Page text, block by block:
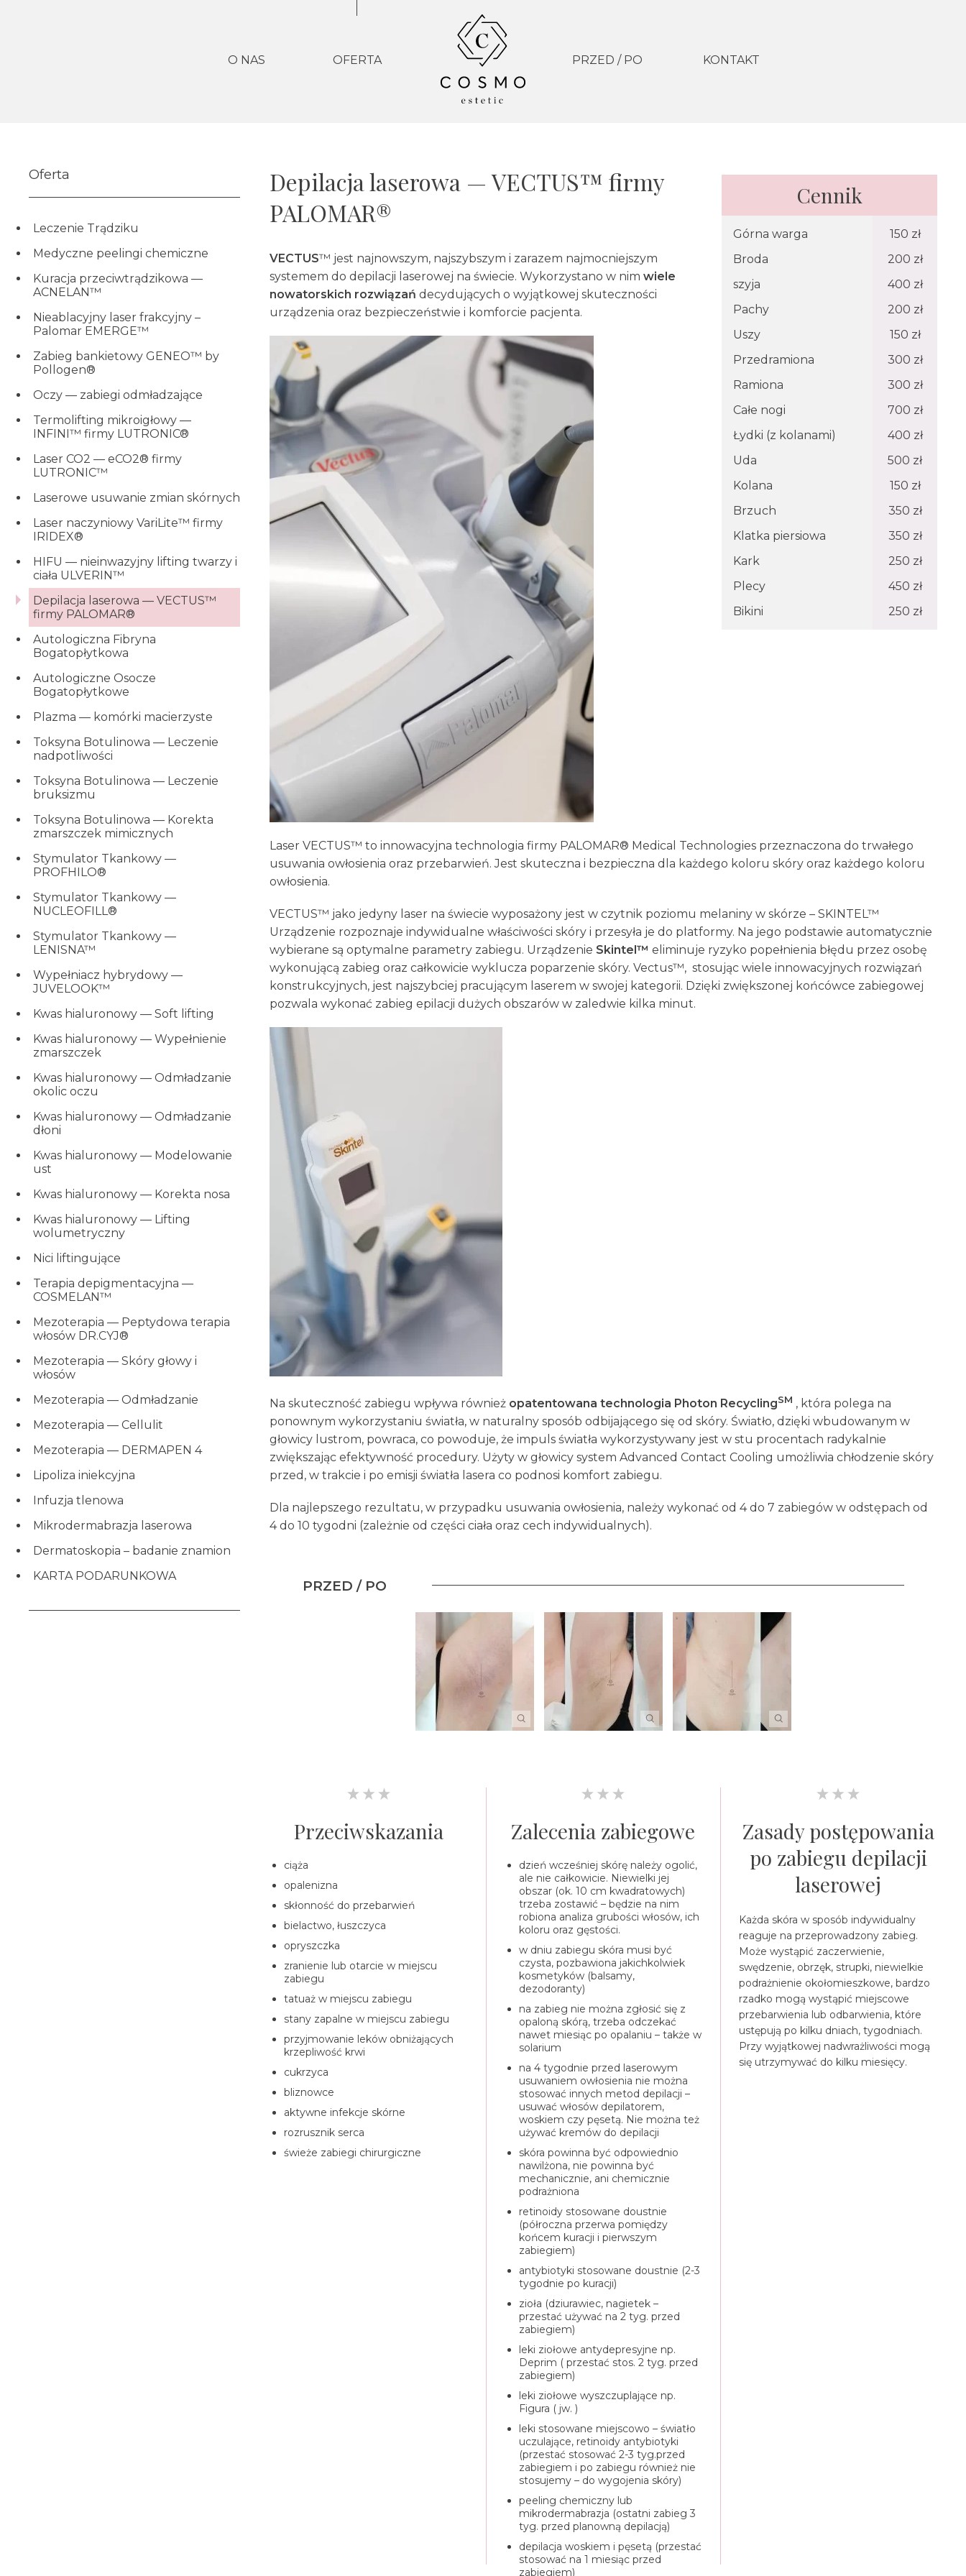
O NAS OFERTA PRZED / PO KONTAKT
Oferta
Leczenie Trądziku
Medyczne peelingi chemiczne
Kuracja przeciwtrądzikowa —
ACNELAN™
Nieablacyjny laser frakcyjny –
Palomar EMERGE™
Zabieg bankietowy GENEO™ by
Pollogen®
Oczy — zabiegi odmładzające
Termolifting mikroigłowy —
INFINI™ firmy LUTRONIC®
Laser CO2 — eCO2® firmy
LUTRONIC™
Laserowe usuwanie zmian skórnych
Laser naczyniowy VariLite™ firmy
IRIDEX®
HIFU — nieinwazyjny lifting twarzy i
ciała ULVERIN™
Depilacja laserowa — VECTUS™
firmy PALOMAR®
Autologiczna Fibryna
Bogatopłytkowa
Autologiczne Osocze
Bogatopłytkowe
Plazma — komórki macierzyste
Toksyna Botulinowa — Leczenie
nadpotliwości
Toksyna Botulinowa — Leczenie
bruksizmu
Toksyna Botulinowa — Korekta
zmarszczek mimicznych
Stymulator Tkankowy —
PROFHILO®
Stymulator Tkankowy —
NUCLEOFILL®
Stymulator Tkankowy —
LENISNA™
Wypełniacz hybrydowy —
JUVELOOK™
Kwas hialuronowy — Soft lifting
Kwas hialuronowy — Wypełnienie
zmarszczek
Kwas hialuronowy — Odmładzanie
okolic oczu
Kwas hialuronowy — Odmładzanie
dłoni
Kwas hialuronowy — Modelowanie
ust
Kwas hialuronowy — Korekta nosa
Kwas hialuronowy — Lifting
wolumetryczny
Nici liftingujące
Terapia depigmentacyjna —
COSMELAN™
Mezoterapia — Peptydowa terapia
włosów DR.CYJ®
Mezoterapia — Skóry głowy i
włosów
Mezoterapia — Odmładzanie
Mezoterapia — Cellulit
Mezoterapia — DERMAPEN 4
Lipoliza iniekcyjna
Infuzja tlenowa
Mikrodermabrazja laserowa
Dermatoskopia – badanie znamion
KARTA PODARUNKOWA
Cennik
Górna warga
150 zł
Broda
200 zł
szyja
400 zł
Pachy
200 zł
Uszy
150 zł
Przedramiona
300 zł
Ramiona
300 zł
Całe nogi
700 zł
Łydki (z kolanami)
400 zł
Uda
500 zł
Kolana
150 zł
Brzuch
350 zł
Klatka piersiowa
350 zł
Kark
250 zł
Plecy
450 zł
Bikini
250 zł
Depilacja laserowa — VECTUS™ firmy
PALOMAR®
VECTUS™ jest najnowszym, najszybszym i zarazem najmocniejszym
systemem do depilacji laserowej na świecie. Wykorzystano w nim wiele
nowatorskich rozwiązań decydujących o wyjątkowej skuteczności
urządzenia oraz bezpieczeństwie i komforcie pacjenta.
Laser VECTUS™ to innowacyjna technologia firmy PALOMAR® Medical Technologies przeznaczona do trwałego
usuwania owłosienia oraz przebarwień. Jest skuteczna i bezpieczna dla każdego koloru skóry oraz każdego koloru
owłosienia.
VECTUS™ jako jedyny laser na świecie wyposażony jest w czytnik poziomu melaniny w skórze – SKINTEL™
Urządzenie rozpoznaje indywidualne właściwości skóry i przesyła je do platformy. Na jego podstawie automatycznie
wybierane są optymalne parametry zabiegu. Urządzenie Skintel™ eliminuje ryzyko popełnienia błędu przez osobę
wykonującą zabieg oraz całkowicie wyklucza poparzenie skóry. Vectus™, stosując wiele innowacyjnych rozwiązań
konstrukcyjnych, jest najszybciej pracującym laserem w swojej kategorii. Dzięki zwiększonej końcówce zabiegowej
pozwala wykonać zabieg epilacji dużych obszarów w zaledwie kilka minut.
Na skuteczność zabiegu wpływa również opatentowana technologia Photon RecyclingSM , która polega na
ponownym wykorzystaniu światła, w naturalny sposób odbijającego się od skóry. Światło, dzięki wbudowanym w
głowicy lustrom, powraca, co powoduje, że impuls światła wykorzystywany jest w stu procentach radykalnie
zwiększając efektywność procedury. Użyty w głowicy system Advanced Contact Cooling umożliwia chłodzenie skóry
przed, w trakcie i po emisji światła lasera co podnosi komfort zabiegu.
Dla najlepszego rezultatu, w przypadku usuwania owłosienia, należy wykonać od 4 do 7 zabiegów w odstępach od
4 do 10 tygodni (zależnie od części ciała oraz cech indywidualnych).
PRZED / PO
Przeciwskazania
ciąża
opalenizna
skłonność do przebarwień
bielactwo, łuszczyca
opryszczka
zranienie lub otarcie w miejscu
zabiegu
tatuaż w miejscu zabiegu
stany zapalne w miejscu zabiegu
przyjmowanie leków obniżających
krzepliwość krwi
cukrzyca
bliznowce
aktywne infekcje skórne
rozrusznik serca
świeże zabiegi chirurgiczne
Zalecenia zabiegowe
dzień wcześniej skórę należy ogolić,
ale nie całkowicie. Niewielki jej
obszar (ok. 10 cm kwadratowych)
trzeba zostawić – będzie na nim
robiona analiza grubości włosów, ich
koloru oraz gęstości.
w dniu zabiegu skóra musi być
czysta, pozbawiona jakichkolwiek
kosmetyków (balsamy,
dezodoranty)
na zabieg nie można zgłosić się z
opaloną skórą, trzeba odczekać
nawet miesiąc po opalaniu – także w
solarium
na 4 tygodnie przed laserowym
usuwaniem owłosienia nie można
stosować innych metod depilacji –
usuwać włosów depilatorem,
woskiem czy pęsetą. Nie można też
używać kremów do depilacji
skóra powinna być odpowiednio
nawilżona, nie powinna być
mechanicznie, ani chemicznie
podrażniona
retinoidy stosowane doustnie
(półroczna przerwa pomiędzy
końcem kuracji i pierwszym
zabiegiem)
antybiotyki stosowane doustnie (2-3
tygodnie po kuracji)
zioła (dziurawiec, nagietek –
przestać używać na 2 tyg. przed
zabiegiem)
leki ziołowe antydepresyjne np.
Deprim ( przestać stos. 2 tyg. przed
zabiegiem)
leki ziołowe wyszczuplające np.
Figura ( jw. )
leki stosowane miejscowo – światło
uczulające, retinoidy antybiotyki
(przestać stosować 2-3 tyg.przed
zabiegiem i po zabiegu również nie
stosujemy – do wygojenia skóry)
peeling chemiczny lub
mikrodermabrazja (ostatni zabieg 3
tyg. przed planowną depilacją)
depilacja woskiem i pęsetą (przestać
stosować na 1 miesiąc przed
zabiegiem)
Zasady postępowania
po zabiegu depilacji
laserowej
Każda skóra w sposób indywidualny
reaguje na przeprowadzony zabieg.
Może wystąpić zaczerwienie,
swędzenie, obrzęk, strupki, niewielkie
podrażnienie okołomieszkowe, bardzo
rzadko mogą wystąpić miejscowe
przebarwienia lub odbarwienia, które
ustępują po kilku dniach, tygodniach.
Przy wyjątkowej nadwrażliwości mogą
się utrzymywać do kilku miesięcy.